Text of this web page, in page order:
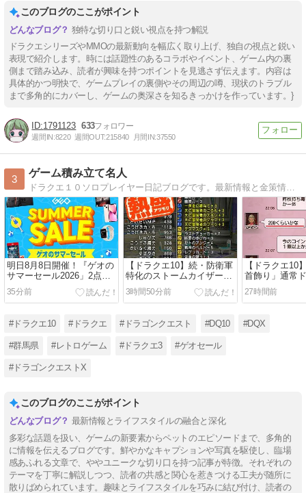
このブログのここがポイント
独特な切り口と鋭い視点を持つ解説
ドラクエシリーズやMMOの最新動向を幅広く取り上げ、独自の視点と鋭い
表現で紹介します。時には話題性のあるコラボやイベント、ゲーム内の裏
側まで踏み込み、読者が興味を持つポイントを見逃さず伝えます。内容は
具体的かつ明快で、ゲームプレイの裏側やその周辺の噂、現状のトラブル
まで多角的にカバーし、ゲームの奥深さを知るきっかけを作っています。}
1791123 633
週間IN:8220 週間OUT:215840 月間IN:37550
3
ゲーム積み立て名人
ドラクエ１０ソロプレイヤー日記ブログです。最新情報と金策情報満載！毎日更新！
明日8月8日開催！『ゲオの
サマーセール2026」2点同
時購入で500円引き！注目
はswitch版「ドラクエⅠ＆
Ⅱ」3,480円！
35分前
【ドラクエ10】続・防衛軍
特化のストームカイザー装
備
3時間50分前
【ドラクエ10
首飾り」通常
値完成に１億
模様！！今は
い通ドロ腕が
27時間前
#ドラクエ10 #ドラクエ #ドラゴンクエスト #DQ10 #DQX
#群馬県 #レトロゲーム #ドラクエ3 #ゲオセール
#ドラゴンクエストX
このブログのここがポイント
最新情報とライフスタイルの融合と深化
多彩な話題を扱い、ゲームの新要素からペットのエピソードまで、多角的
に情報を伝えるブログです。鮮やかなキャプションや写真を駆使し、臨場
感あふれる文章で、ややユニークな切り口を持つ記事が特徴。それぞれの
テーマを丁寧に解説しつつ、読者の共感と関心を惹きつける工夫が随所に
散りばめられています。趣味とライフスタイルを巧みに結び付け、読者の